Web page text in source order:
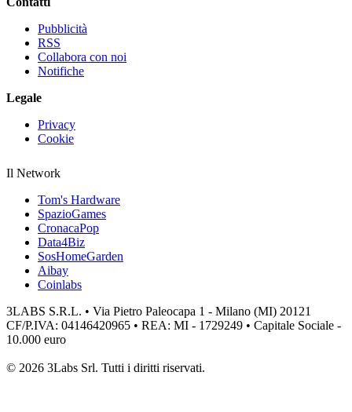
Pubblicità
RSS
Collabora con noi
Notifiche
Legale
Privacy
Cookie
Il Network
Tom's Hardware
SpazioGames
CronacaPop
Data4Biz
SosHomeGarden
Aibay
Coinlabs
3LABS S.R.L. • Via Pietro Paleocapa 1 - Milano (MI) 20121
CF/P.IVA: 04146420965 • REA: MI - 1729249 • Capitale Sociale -
10.000 euro
© 2026 3Labs Srl. Tutti i diritti riservati.